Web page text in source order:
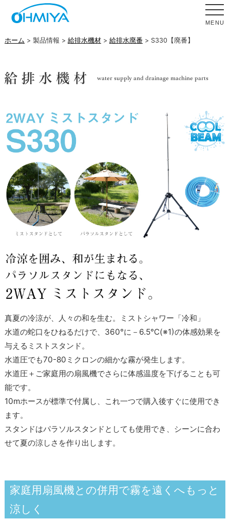
MENU
ホーム > 製品情報 > 給排水機材> 給排水廃番 > S330【廃番】
真夏の冷涼が、人々の和を生む。ミストシャワー「冷和」
水道の蛇口をひねるだけで、360°に－6.5℃(※1)の体感効果を
与えるミストスタンド。
水道圧でも70-80ミクロンの細かな霧が発生します。
水道圧＋ご家庭用の扇風機でさらに体感温度を下げることも可
能です。
10mホースが標準で付属し、これ一つで購入後すぐに使用でき
ます。
スタンドはパラソルスタンドとしても使用でき、シーンに合わ
せて夏の涼しさを作り出します。
家庭用扇風機との併用で霧を遠くへもっと
涼しく